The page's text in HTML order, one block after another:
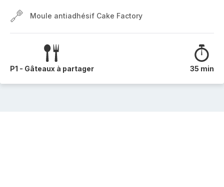
Moule antiadhésif Cake Factory
P1 - Gâteaux à partager 35 min